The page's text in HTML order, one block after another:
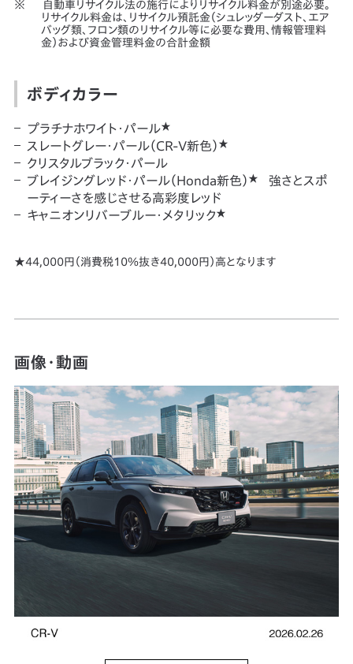
自動車リサイクル法の施行によりリサイクル料金が別途必要。
リサイクル料金は、リサイクル預託金（シュレッダーダスト、エア
バッグ類、フロン類のリサイクル等に必要な費用、情報管理料
金）および資金管理料金の合計金額
ボディカラー
プラチナホワイト・パール★
スレートグレー・パール（CR-V新色） ★
クリスタルブラック・パール
ブレイジングレッド・パール（Honda新色） ★ 強さとスポ
ーティーさを感じさせる高彩度レッド
キャニオンリバーブルー・メタリック★
★44,000円（消費税10％抜き40,000円）高となります
画像・動画